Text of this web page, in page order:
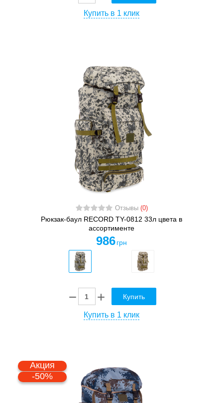
Купить в 1 клик
Отзывы (0)
Рюкзак-баул RECORD TY-0812 33л цвета в
ассортименте
986 грн
Купить
Купить в 1 клик
Акция
-50%